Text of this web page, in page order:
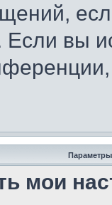
вы
Параметры
мои